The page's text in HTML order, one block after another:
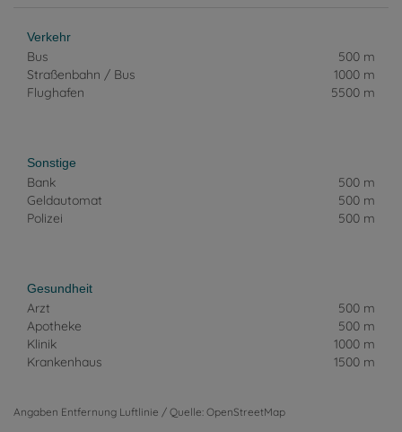
Verkehr
Bus
500 m
Straßenbahn / Bus
1000 m
Flughafen
5500 m
Sonstige
Bank
500 m
Geldautomat
500 m
Polizei
500 m
Gesundheit
Arzt
500 m
Apotheke
500 m
Klinik
1000 m
Krankenhaus
1500 m
Angaben Entfernung Luftlinie / Quelle: OpenStreetMap